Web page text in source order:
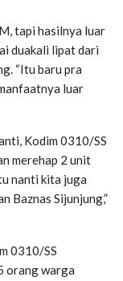
tapi hasilnya luar
duakali lipat dari
“Itu baru pra
luar
Kodim 0310/SS
merehap 2 unit
nanti kita juga
Baznas Sijunjung,”
0310/SS
orang warga